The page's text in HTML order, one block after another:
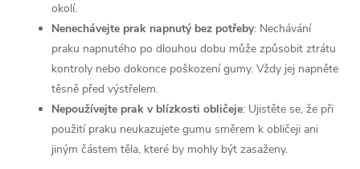
okolí.
Nenechávejte prak napnutý bez potřeby: Nechávání
praku napnutého po dlouhou dobu může způsobit ztrátu
kontroly nebo dokonce poškození gumy. Vždy jej napněte
těsně před výstřelem.
Nepoužívejte prak v blízkosti obličeje: Ujistěte se, že při
použití praku neukazujete gumu směrem k obličeji ani
jiným částem těla, které by mohly být zasaženy.